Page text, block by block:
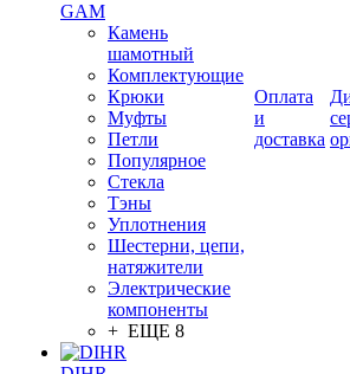
GAM
Камень
шамотный
Комплектующие
Крюки
Муфты
Петли
Популярное
Стекла
Тэны
Уплотнения
Шестерни, цепи,
натяжители
Электрические
компоненты
+ ЕЩЕ 8
Оплата
и
доставка